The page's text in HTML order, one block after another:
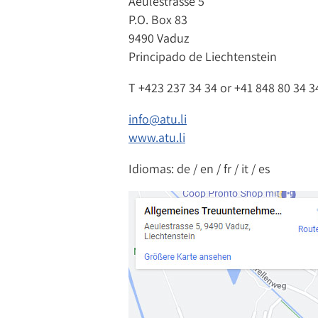
P.O. Box 83
9490 Vaduz
Principado de Liechtenstein
T+423 237 34 34or+41 848 80 34
info@atu.li
www.atu.li
Idiomas: de / en / fr / it / es